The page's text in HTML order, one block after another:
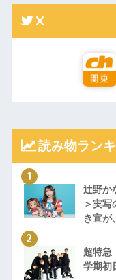
X
読み物ラン
辻野か
＞実写
き宣が
超特急
学期初